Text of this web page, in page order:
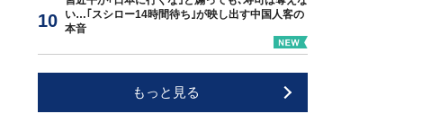
い…｢スシロー14時間待ち｣が映し出す中国人客の
本音
もっと見る